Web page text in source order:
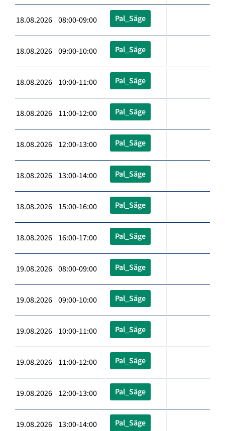
18.08.2026 08:00-09:00 Pal_Säge
18.08.2026 09:00-10:00 Pal_Säge
18.08.2026 10:00-11:00 Pal_Säge
18.08.2026 11:00-12:00 Pal_Säge
18.08.2026 12:00-13:00 Pal_Säge
18.08.2026 13:00-14:00 Pal_Säge
18.08.2026 15:00-16:00 Pal_Säge
18.08.2026 16:00-17:00 Pal_Säge
19.08.2026 08:00-09:00 Pal_Säge
19.08.2026 09:00-10:00 Pal_Säge
19.08.2026 10:00-11:00 Pal_Säge
19.08.2026 11:00-12:00 Pal_Säge
19.08.2026 12:00-13:00 Pal_Säge
19.08.2026 13:00-14:00 Pal_Säge